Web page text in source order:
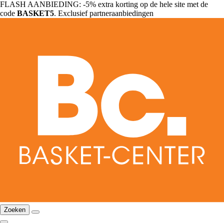
FLASH AANBIEDING: -5% extra korting op de hele site met de
code BASKET5. Exclusief partneraanbiedingen
Zoeken